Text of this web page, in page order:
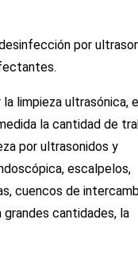
por
limpieza ultrasónica,
la cantidad de
por ultrasonidos y
escalpelos,
cuencos de
cantidades, la